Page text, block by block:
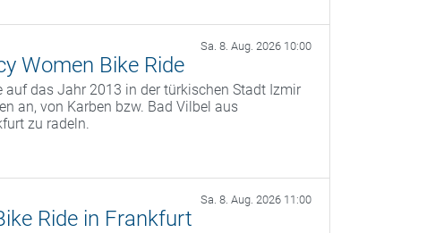
Sa. 8. Aug. 2026 10:00
Women Bike Ride
auf das Jahr 2013 in der türkischen Stadt Izmir
an, von Karben bzw. Bad Vilbel aus
zu radeln.
Sa. 8. Aug. 2026 11:00
Ride in Frankfurt